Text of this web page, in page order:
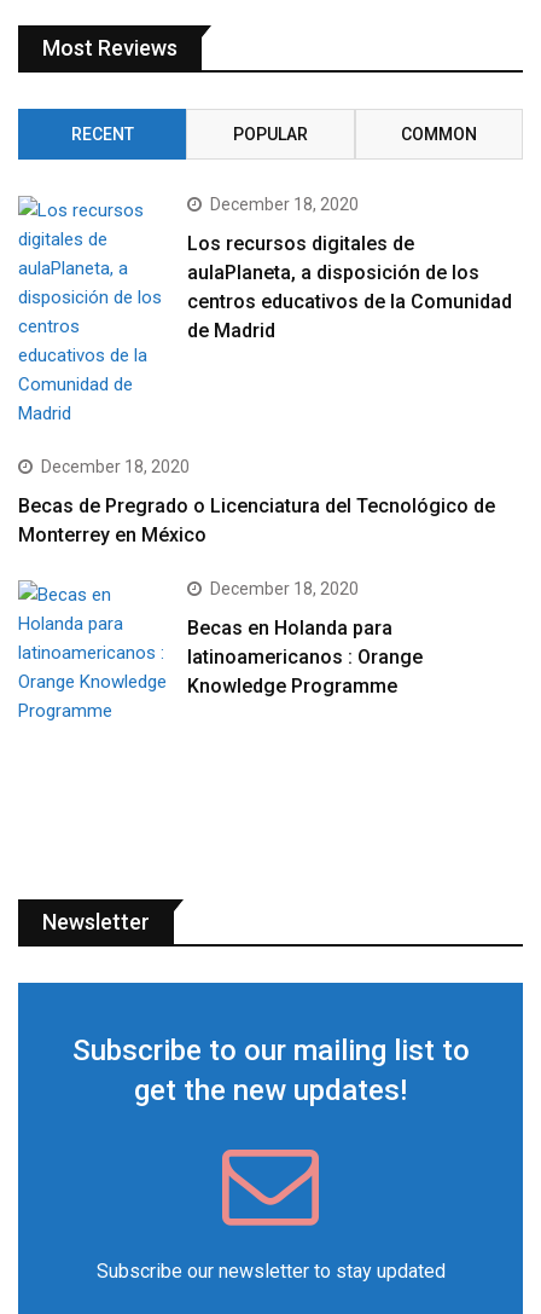
Most Reviews
RECENT POPULAR COMMON
December 18, 2020
Los recursos digitales de
aulaPlaneta, a disposición de los
centros educativos de la Comunidad
de Madrid
December 18, 2020
Becas de Pregrado o Licenciatura del Tecnológico de
Monterrey en México
December 18, 2020
Becas en Holanda para
latinoamericanos : Orange
Knowledge Programme
Newsletter
Subscribe to our mailing list to
get the new updates!
Subscribe our newsletter to stay updated